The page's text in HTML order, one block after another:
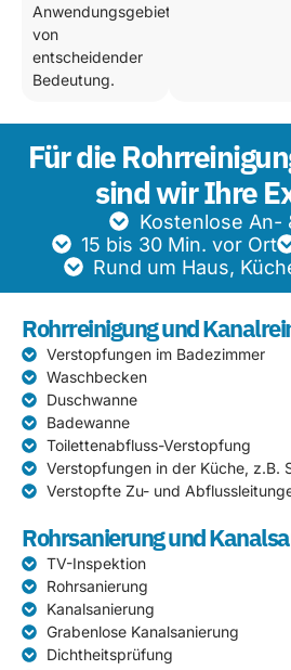
Anwendungsgebiete
von
entscheidender
Bedeutung.
Für die
sind wir Ihre
Kostenlose An-
15 bis 30 Min. vor Ort
Rund um Haus,
Rohrreinigung und
Verstopfungen im Badezimmer
Waschbecken
Duschwanne
Badewanne
Toilettenabfluss-Verstopfung
Verstopfungen in der Küche, z.B.
Verstopfte Zu- und
Rohrsanierung und
TV-Inspektion
Rohrsanierung
Kanalsanierung
Grabenlose Kanalsanierung
Dichtheitsprüfung